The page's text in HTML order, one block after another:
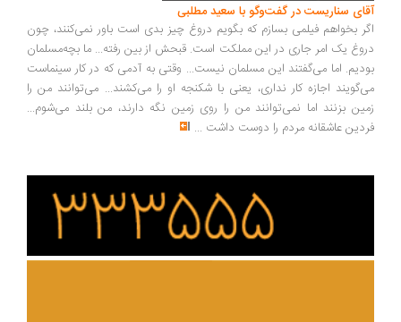
سناریست در گفت‌وگو با سعید مطلبی
بخواهم فیلمی بسازم که بگویم دروغ چیز بدی است باور نمی‌کنند، چون
یک امر جاری در این مملکت است. قبحش از بین رفته... ما بچه‌مسلمان
اما می‌گفتند این مسلمان نیست... وقتی به آدمی که در کار سینماست
اجازه کار نداری، یعنی با شکنجه او را می‌کشند... می‌توانند من را
بزنند اما نمی‌توانند من را روی زمین نگه دارند، من بلند می‌شوم...
عاشقانه مردم را دوست داشت ...